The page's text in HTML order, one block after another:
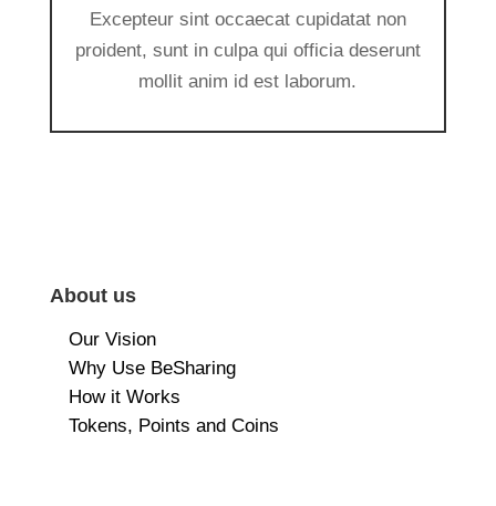
Excepteur sint occaecat cupidatat non
proident, sunt in culpa qui officia deserunt
mollit anim id est laborum.
About us
Our Vision
Why Use BeSharing
How it Works
Tokens, Points and Coins